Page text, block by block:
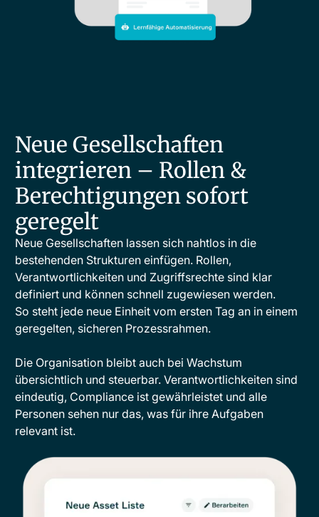
Neue Gesellschaften
integrieren – Rollen &
Berechtigungen sofort
geregelt
Neue Gesellschaften lassen sich nahtlos in die
bestehenden Strukturen einfügen. Rollen,
Verantwortlichkeiten und Zugriffsrechte sind klar
definiert und können schnell zugewiesen werden.
So steht jede neue Einheit vom ersten Tag an in einem
geregelten, sicheren Prozessrahmen.
Die Organisation bleibt auch bei Wachstum
übersichtlich und steuerbar. Verantwortlichkeiten sind
eindeutig, Compliance ist gewährleistet und alle
Personen sehen nur das, was für ihre Aufgaben
relevant ist.